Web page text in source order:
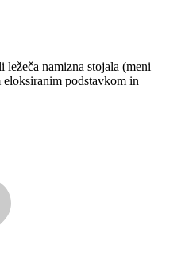
ležeča namizna stojala (meni
podstavkom in